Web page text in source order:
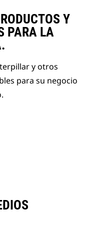
Y
PARA LA
y otros
para su negocio